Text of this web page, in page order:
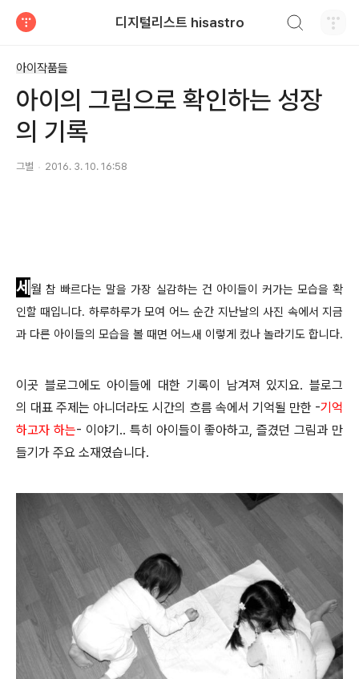
디지털리스트 hisastro
아이작품들
아이의 그림으로 확인하는 성장
의 기록
그별 2016. 3. 10. 16:58
세 월참 빠르다는 말을 가장 실감하는 건 아이들이 커가는 모습을 확
인할 때입니다. 하루하루가 모여 어느 순간 지난날의 사진 속에서 지금
과 다른 아이들의 모습을 볼 때면 어느새 이렇게 컸나 놀라기도 합니다.
이곳 블로그에도 아이들에 대한 기록이 남겨져 있지요. 블로그
의 대표 주제는 아니더라도 시간의 흐름 속에서 기억될 만한 -기억
하고자 하는- 이야기.. 특히 아이들이 좋아하고, 즐겼던 그림과 만
들기가 주요 소재였습니다.